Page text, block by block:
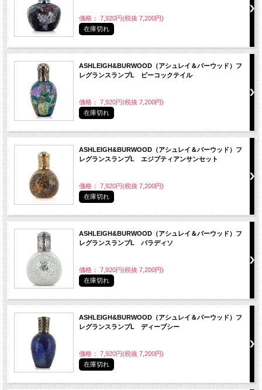
価格： 7,920円(税抜 7,200円)
在庫切れ
ASHLEIGH&BURWOOD（アシュレイ＆バーウッド）フ
レグランスランプL ピーコックテイル
価格： 7,920円(税抜 7,200円)
在庫切れ
ASHLEIGH&BURWOOD（アシュレイ＆バーウッド）フ
レグランスランプL エジプティアンサンセット
価格： 7,920円(税抜 7,200円)
在庫切れ
ASHLEIGH&BURWOOD（アシュレイ＆バーウッド）フ
レグランスランプL パラディソ
価格： 7,920円(税抜 7,200円)
在庫切れ
ASHLEIGH&BURWOOD（アシュレイ＆バーウッド）フ
レグランスランプL ディープシー
価格： 7,920円(税抜 7,200円)
在庫切れ